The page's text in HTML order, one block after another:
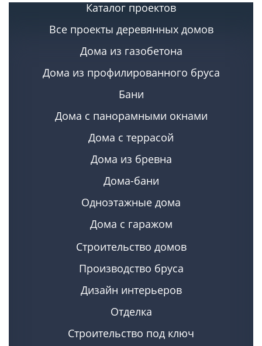
Каталог проектов
Все проекты деревянных домов
Дома из газобетона
Дома из профилированного бруса
Бани
Дома с панорамными окнами
Дома с террасой
Дома из бревна
Дома-бани
Одноэтажные дома
Дома с гаражом
Строительство домов
Производство бруса
Дизайн интерьеров
Отделка
Строительство под ключ